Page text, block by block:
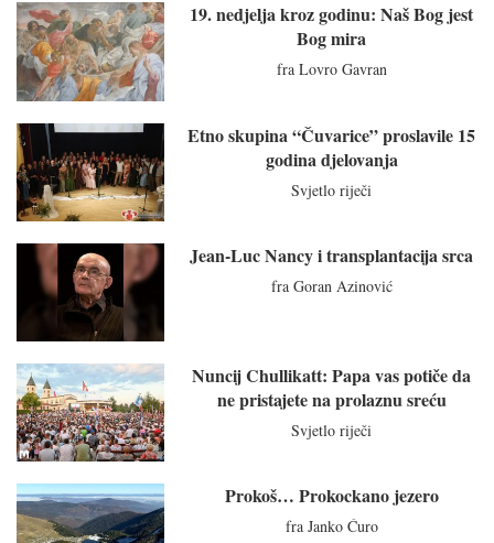
19. nedjelja kroz godinu: Naš Bog jest
Bog mira
fra Lovro Gavran
Etno skupina “Čuvarice” proslavile 15
godina djelovanja
Svjetlo riječi
Jean-Luc Nancy i transplantacija srca
fra Goran Azinović
Nuncij Chullikatt: Papa vas potiče da
ne pristajete na prolaznu sreću
Svjetlo riječi
Prokoš… Prokockano jezero
fra Janko Ćuro